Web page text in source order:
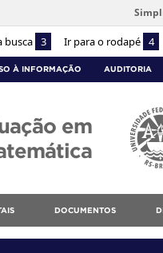
busca 3 Ir para o rodapé 4
À INFORMAÇÃO AUDITORIA
em
DOCUMENTOS